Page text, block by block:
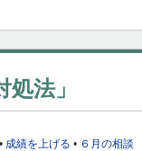
法」
• 成績を上げる • ６月の相談